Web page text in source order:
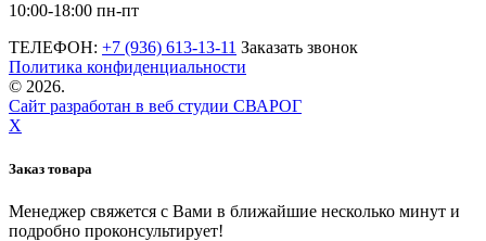
10:00-18:00 пн-пт
ТЕЛЕФОН: +7 (936) 613-13-11 Заказать звонок
Политика конфиденциальности
© 2026.
Сайт разработан в веб студии СВАРОГ
X
Заказ товара
Менеджер свяжется с Вами в ближайшие несколько минут и
подробно проконсультирует!